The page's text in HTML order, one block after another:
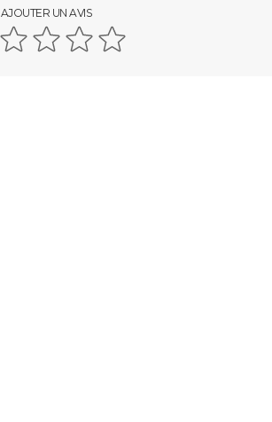
AJOUTER UN AVIS